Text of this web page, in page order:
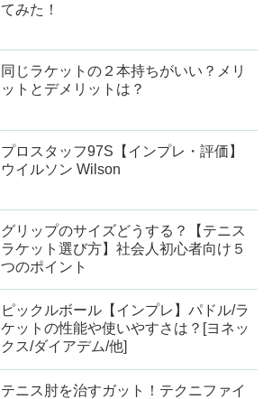
てみた！
同じラケットの２本持ちがいい？メリ
ットとデメリットは？
プロスタッフ97S【インプレ・評価】
ウイルソン Wilson
グリップのサイズどうする？【テニス
ラケット選び方】社会人初心者向け５
つのポイント
ピックルボール【インプレ】パドル/ラ
ケットの性能や使いやすさは？[ヨネッ
クス/ダイアデム/他]
テニス肘を治すガット！テクニファイ